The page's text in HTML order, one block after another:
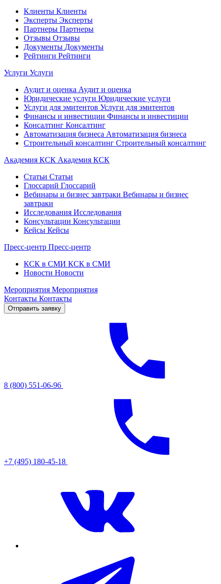
Клиенты Клиенты
Эксперты Эксперты
Партнеры Партнеры
Отзывы Отзывы
Документы Документы
Рейтинги Рейтинги
Услуги Услуги
Аудит и оценка Аудит и оценка
Юридические услуги Юридические услуги
Услуги для эмитентов Услуги для эмитентов
Финансы и инвестиции Финансы и инвестиции
Консалтинг Консалтинг
Автоматизация бизнеса Автоматизация бизнеса
Строительный консалтинг Строительный консалтинг
Академия КСК Академия КСК
Статьи Статьи
Глоссарий Глоссарий
Вебинары и бизнес завтраки Вебинары и бизнес
завтраки
Исследования Исследования
Консультации Консультации
Кейсы Кейсы
Пресс-центр Пресс-центр
КСК в СМИ КСК в СМИ
Новости Новости
Мероприятия Мероприятия
Контакты Контакты
Отправить заявку
8 (800) 551-06-96
+7 (495) 180-45-18